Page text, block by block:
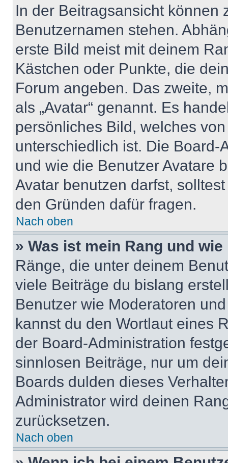
In der Beitragsansicht können
Benutzernamen stehen.
erste Bild meist mit deinem
Kästchen oder Punkte, die
Forum angeben. Das zweite,
als „Avatar“ genannt. Es
persönliches Bild, welches
unterschiedlich ist. Die
und wie die Benutzer Avatare
Avatar benutzen darfst,
den Gründen dafür fragen.
Nach oben
» Was ist mein Rang und
Ränge, die unter deinem
viele Beiträge du bislang
Benutzer wie Moderatoren
kannst du den Wortlaut eines
der Board-Administration
sinnlosen Beiträge, nur um
Boards dulden dieses
Administrator wird deinen
zurücksetzen.
Nach oben